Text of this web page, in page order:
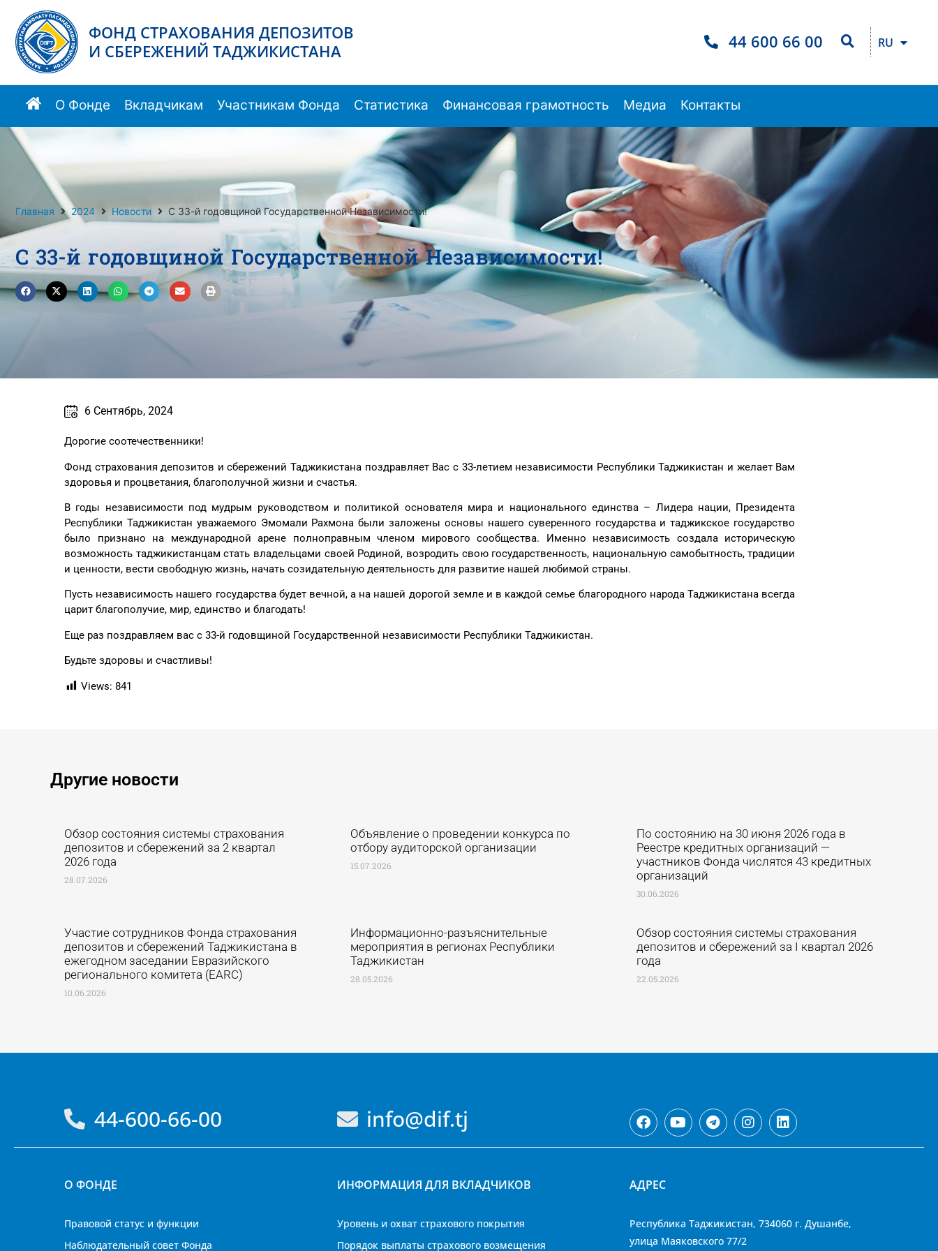
ФОНД СТРАХОВАНИЯ ДЕПОЗИТОВ
И СБЕРЕЖЕНИЙ ТАДЖИКИСТАНА
44 600 66 00 RU
EN
О Фонде Вкладчикам Участникам Фонда Статистика Финансовая грамотность Медиа Контакты
Главная 2024 Новости С 33-й годовщиной Государственной Независимости!
С 33-й годовщиной Государственной Независимости!
6 Cентябрь, 2024
Дорогие соотечественники!
Фонд страхования депозитов и сбережений Таджикистана поздравляет Вас с 33-летием независимости Республики Таджикистан и желает Вам
здоровья и процветания, благополучной жизни и счастья.
В годы независимости под мудрым руководством и политикой основателя мира и национального единства – Лидера нации, Президента
Республики Таджикистан уважаемого Эмомали Рахмона были заложены основы нашего суверенного государства и таджикское государство
было признано на международной арене полноправным членом мирового сообщества. Именно независимость создала историческую
возможность таджикистанцам стать владельцами своей Родиной, возродить свою государственность, национальную самобытность, традиции
и ценности, вести свободную жизнь, начать созидательную деятельность для развитие нашей любимой страны.
Пусть независимость нашего государства будет вечной, а на нашей дорогой земле и в каждой семье благородного народа Таджикистана всегда
царит благополучие, мир, единство и благодать!
Еще раз поздравляем вас с 33-й годовщиной Государственной независимости Республики Таджикистан.
Будьте здоровы и счастливы!
Views: 841
Другие новости ​
Обзор состояния системы страхования
депозитов и сбережений за 2 квартал
2026 года
28.07.2026
Объявление о проведении конкурса по
отбору аудиторской организации
15.07.2026
По состоянию на 30 июня 2026 года в
Реестре кредитных организаций —
участников Фонда числятся 43 кредитных
организаций
30.06.2026
Участие сотрудников Фонда страхования
депозитов и сбережений Таджикистана в
ежегодном заседании Евразийского
регионального комитета (EARC)
10.06.2026
Информационно-разъяснительные
мероприятия в регионах Республики
Таджикистан
28.05.2026
Обзор состояния системы страхования
депозитов и сбережений за I квартал 2026
года
22.05.2026
44-600-66-00 info@dif.tj
О ФОНДЕ
Правовой статус и функции
Наблюдательный совет Фонда
ИНФОРМАЦИЯ ДЛЯ ВКЛАДЧИКОВ
Уровень и охват страхового покрытия
Порядок выплаты страхового возмещения
АДРЕС
Республика Таджикистан, 734060 г. Душанбе,
улица Маяковского 77/2